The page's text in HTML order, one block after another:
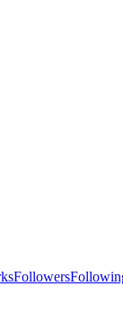
Followers